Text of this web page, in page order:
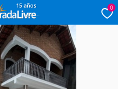
15 años 0